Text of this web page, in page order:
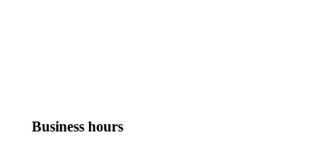
Business hours